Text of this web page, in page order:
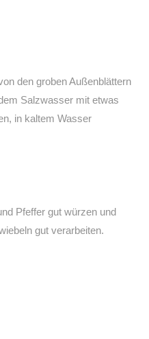
den groben Außenblättern
Salzwasser mit etwas
in kaltem Wasser
Pfeffer gut würzen und
gut verarbeiten.